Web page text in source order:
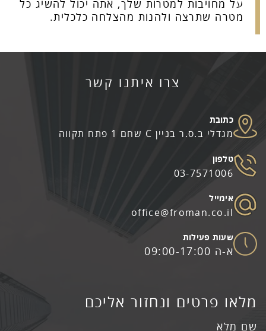
על מחויבות למטרות שלך, אתה יכול להשיג כל
מטרה שתרצה ולהנות מהצלחה כלכלית.
מגדלי ב.ס.ר בניין C שחם 1 פתח תקווה
03-7571006
office@froman.co.il
א-ה 09:00-17:00